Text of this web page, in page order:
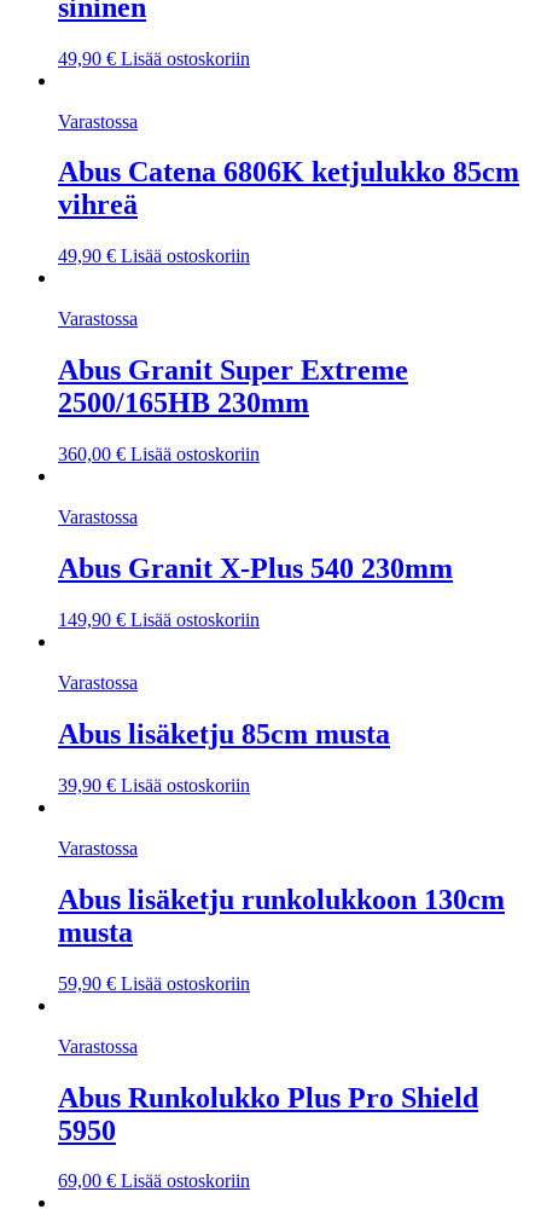
sininen
49,90 € Lisää ostoskoriin
Varastossa
Abus Catena 6806K ketjulukko 85cm
vihreä
49,90 € Lisää ostoskoriin
Varastossa
Abus Granit Super Extreme
2500/165HB 230mm
360,00 € Lisää ostoskoriin
Varastossa
Abus Granit X-Plus 540 230mm
149,90 € Lisää ostoskoriin
Varastossa
Abus lisäketju 85cm musta
39,90 € Lisää ostoskoriin
Varastossa
Abus lisäketju runkolukkoon 130cm
musta
59,90 € Lisää ostoskoriin
Varastossa
Abus Runkolukko Plus Pro Shield
5950
69,00 € Lisää ostoskoriin